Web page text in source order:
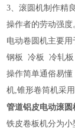
3、滚圆机制作精
操作者的劳动强度
电动卷圆机主要
钢板 冷板 冷轧板
操作简单通俗易
机,锥形卷筒机采
管道铝皮电动滚
铁皮卷板机分为小